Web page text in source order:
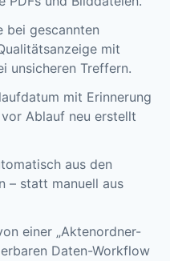
bei gescannten
mit
unsicheren Treffern.
mit Erinnerung
Ablauf neu erstellt
aus den
– statt manuell aus
einer „Aktenordner-
Daten-Workflow